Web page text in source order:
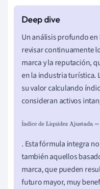
Un análisis profundo
revisar continuamente
marca y la reputación,
en la industria turística.
su valor calculando
consideran activos
Í
. Esta fórmula integra
también aquellos
marca, que pueden
futuro mayor, muy